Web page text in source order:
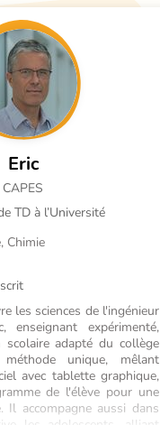
Eric
CAPES
TD à l’Université
Chimie
les sciences de l'ingénieur
expérimenté,
adapté du collège
unique, mêlant
avec tablette graphique,
de l'élève pour une
Il accompagne aussi dans